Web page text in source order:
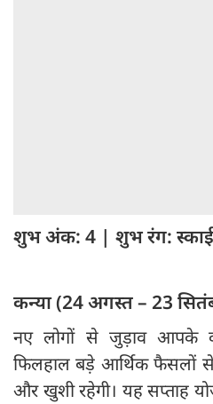
शुभ अंक: 4 | शुभ रंग:
कन्या (24 अगस्त – 23
नए लोगों से जुड़ाव आपके
फिलहाल बड़े आर्थिक फैसलों से
और खुशी रहेगी। यह सप्ताह